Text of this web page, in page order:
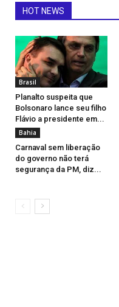
HOT NEWS
Brasil
Planalto suspeita que
Bolsonaro lance seu filho
Flávio a presidente em...
Bahia
Carnaval sem liberação
do governo não terá
segurança da PM, diz...